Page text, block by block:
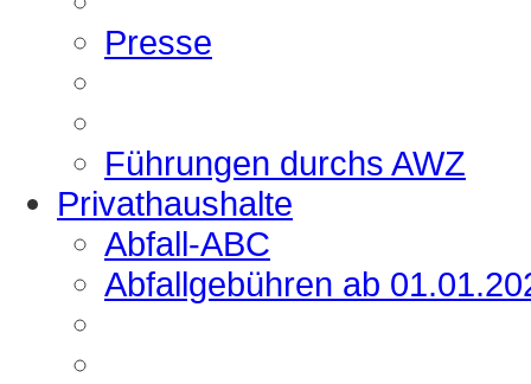
Presse
Führungen durchs AWZ
Privathaushalte
Abfall-ABC
Abfallgebühren ab